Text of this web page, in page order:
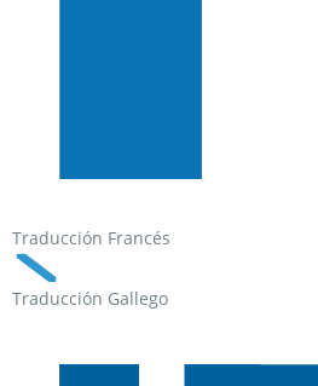
Traducción Francés
Traducción Gallego